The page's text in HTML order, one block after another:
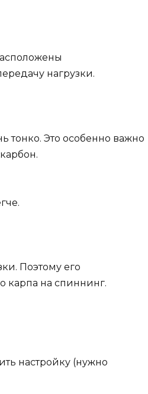
нагрузки.
тонко. Это особенно важно
Поэтому его
карпа на спиннинг.
настройку (нужно